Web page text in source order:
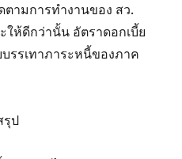
ามการทำงานของ สว.
ห้ดีกว่านั้น อัตราดอกเบี้ย
รรเทาภาระหนี้ของภาค